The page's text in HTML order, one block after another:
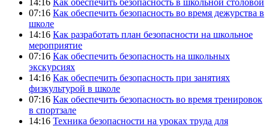
07:16 Как обеспечить безопасность во время дежурства в
школе
14:16 Как разработать план безопасности на школьное
мероприятие
07:16 Как обеспечить безопасность на школьных
экскурсиях
14:16 Как обеспечить безопасность при занятиях
физкультурой в школе
07:16 Как обеспечить безопасность во время тренировок
в спортзале
14:16 Техника безопасности на уроках труда для